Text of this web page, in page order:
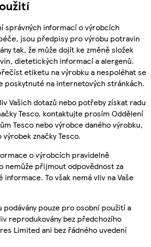
správných informací o výrobcích
jsou předpisy pro výrobu potravin
tak, že může dojít ke změně složek
dietetických informací a alergenů.
etiketu na výrobku a nespoléhat se
poskytnuté na internetových stránkách.
Vašich dotazů nebo potřeby získat radu
Tesco, kontaktujte prosím Oddělení
Tesco nebo výrobce daného výrobku,
značky Tesco.
o výrobcích pravidelně
nemůže přijmout odpovědnost za
informace. To však nemá vliv na Vaše
podávány pouze pro osobní použití a
reprodukovány bez předchozího
Limited ani bez řádného uvedení